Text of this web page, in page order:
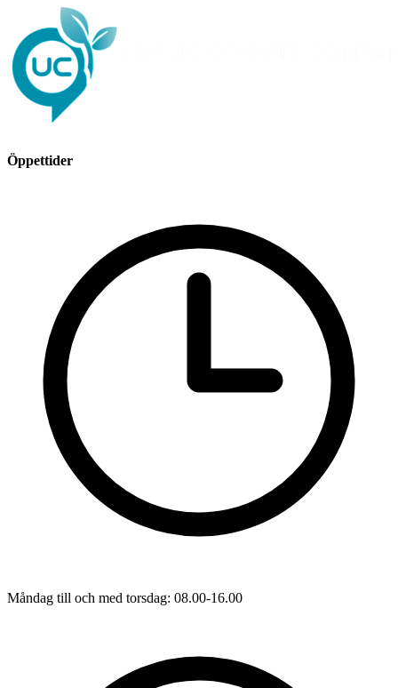
Öppettider
Måndag till och med torsdag: 08.00-16.00